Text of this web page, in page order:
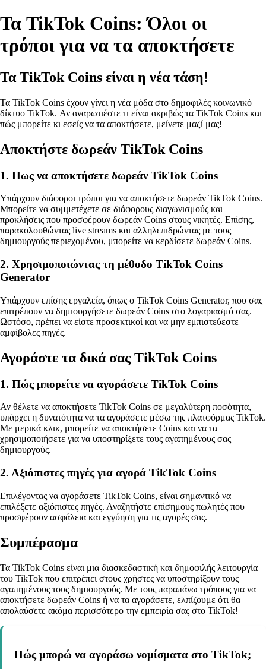
Τα TikTok Coins: Όλοι οι
τρόποι για να τα αποκτήσετε
Τα TikTok Coins είναι η νέα τάση!
Τα TikTok Coins έχουν γίνει η νέα μόδα στο δημοφιλές κοινωνικό
δίκτυο TikTok. Αν αναρωτιέστε τι είναι ακριβώς τα TikTok Coins και
πώς μπορείτε κι εσείς να τα αποκτήσετε, μείνετε μαζί μας!
Αποκτήστε δωρεάν TikTok Coins
1. Πως να αποκτήσετε δωρεάν TikTok Coins
Υπάρχουν διάφοροι τρόποι για να αποκτήσετε δωρεάν TikTok Coins.
Μπορείτε να συμμετέχετε σε διάφορους διαγωνισμούς και
προκλήσεις που προσφέρουν δωρεάν Coins στους νικητές. Επίσης,
παρακολουθώντας live streams και αλληλεπιδρώντας με τους
δημιουργούς περιεχομένου, μπορείτε να κερδίσετε δωρεάν Coins.
2. Χρησιμοποιώντας τη μέθοδο TikTok Coins
Generator
Υπάρχουν επίσης εργαλεία, όπως ο TikTok Coins Generator, που σας
επιτρέπουν να δημιουργήσετε δωρεάν Coins στο λογαριασμό σας.
Ωστόσο, πρέπει να είστε προσεκτικοί και να μην εμπιστεύεστε
αμφίβολες πηγές.
Αγοράστε τα δικά σας TikTok Coins
1. Πώς μπορείτε να αγοράσετε TikTok Coins
Αν θέλετε να αποκτήσετε TikTok Coins σε μεγαλύτερη ποσότητα,
υπάρχει η δυνατότητα να τα αγοράσετε μέσω της πλατφόρμας TikTok.
Με μερικά κλικ, μπορείτε να αποκτήσετε Coins και να τα
χρησιμοποιήσετε για να υποστηρίξετε τους αγαπημένους σας
δημιουργούς.
2. Αξιόπιστες πηγές για αγορά TikTok Coins
Επιλέγοντας να αγοράσετε TikTok Coins, είναι σημαντικό να
επιλέξετε αξιόπιστες πηγές. Αναζητήστε επίσημους πωλητές που
προσφέρουν ασφάλεια και εγγύηση για τις αγορές σας.
Συμπέρασμα
Τα TikTok Coins είναι μια διασκεδαστική και δημοφιλής λειτουργία
του TikTok που επιτρέπει στους χρήστες να υποστηρίξουν τους
αγαπημένους τους δημιουργούς. Με τους παραπάνω τρόπους για να
αποκτήσετε δωρεάν Coins ή να τα αγοράσετε, ελπίζουμε ότι θα
απολαύσετε ακόμα περισσότερο την εμπειρία σας στο TikTok!
Πώς μπορώ να αγοράσω νομίσματα στο TikTok;